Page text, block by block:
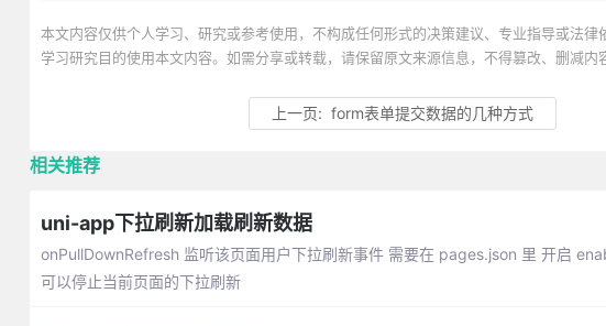
本文内容仅供个人学习、研究或参考使用，不构成任何形式的决策建议、专业指导或法
学习研究目的使用本文内容。如需分享或转载，请保留原文来源信息，不得篡改、删减内
上一页:form表单提交数据的几种方式
相关推荐
uni-app下拉刷新加载刷新数据
onPullDownRefresh 监听该页面用户下拉刷新事件 需要在 pages.json 里 开启
可以停止当前页面的下拉刷新